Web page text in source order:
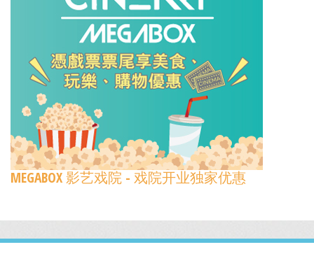
MEGABOX 影艺戏院 - 戏院开业独家优惠